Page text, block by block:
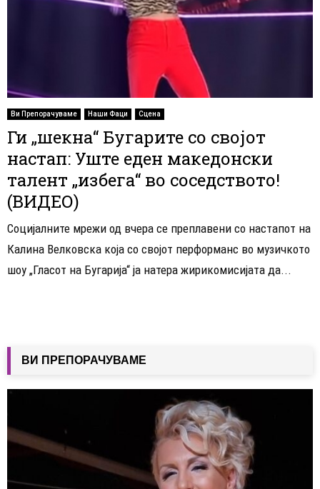
Ви Препорачуваме Наши Фаци Сцена
Ги „шекна“ Бугарите со својот
настап: Уште еден македонски
талент „избега“ во соседството!
(ВИДЕО)
Социјалните мрежи од вчера се преплавени со настапот на
Калина Велковска која со својот перформанс во музичкото
шоу „Гласот на Бугарија“ ја натера жирикомисијата да...
ВИ ПРЕПОРАЧУВАМЕ